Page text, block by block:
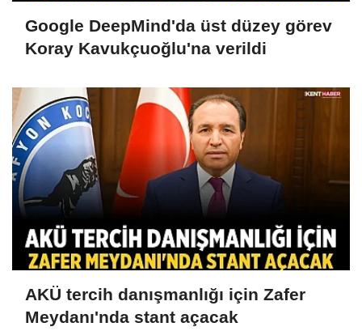
Google DeepMind'da üst düzey görev
Koray Kavukçuoğlu'na verildi
AKÜ tercih danışmanlığı için Zafer
Meydanı'nda stant açacak